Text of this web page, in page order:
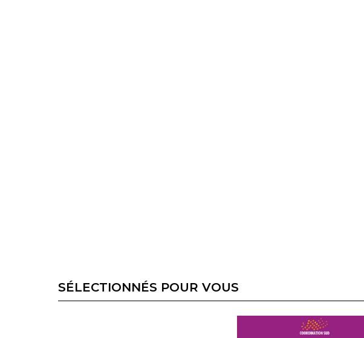
SÉLECTIONNÉS POUR VOUS